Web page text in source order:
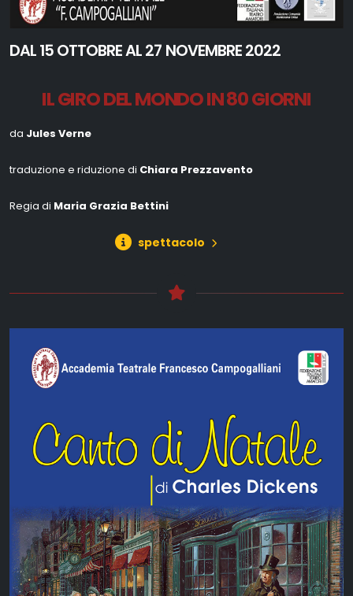
DAL 15 OTTOBRE AL 27 NOVEMBRE 2022
IL GIRO DEL MONDO IN 80 GIORNI
da Jules Verne
traduzione e riduzione di Chiara Prezzavento
Regia di Maria Grazia Bettini
spettacolo